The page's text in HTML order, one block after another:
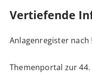
Vertiefende
Anlagenregister nach
Themenportal zur 44.